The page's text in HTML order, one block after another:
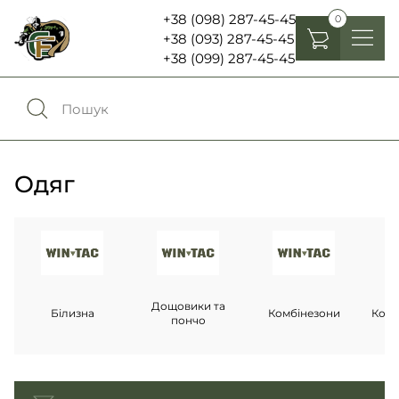
+38 (098) 287-45-45
+38 (093) 287-45-45
+38 (099) 287-45-45
0
Аксесуари
Ножі та мультитули
Одяг
Білизна
Дощовики та
пончо
Комбінезони